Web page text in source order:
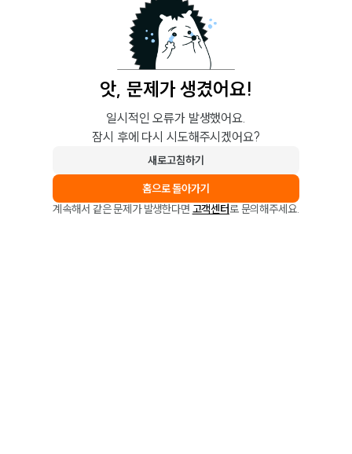
앗, 문제가 생겼어요!
일시적인 오류가 발생했어요.
잠시 후에 다시 시도해주시겠어요?
새로고침하기
홈으로 돌아가기
계속해서 같은 문제가 발생한다면 고객센터로 문의해주세요.